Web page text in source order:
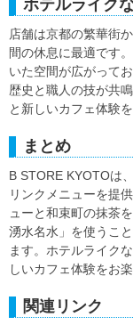
ホテルライク
店舗は京都の繁華街
間の休息に最適です
いた空間が広がって
歴史と職人の技が共
と新しいカフェ体験を
まとめ
B STORE KYOTOは
リンクメニューを提
ューと和束町の抹茶
湧水名水」を使うこ
ます。ホテルライク
しいカフェ体験をお
関連リンク